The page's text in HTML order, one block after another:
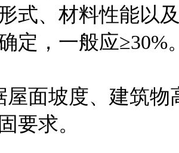
式、材料性能以
定，一般应≥30%
屋面坡度、建筑
要求。